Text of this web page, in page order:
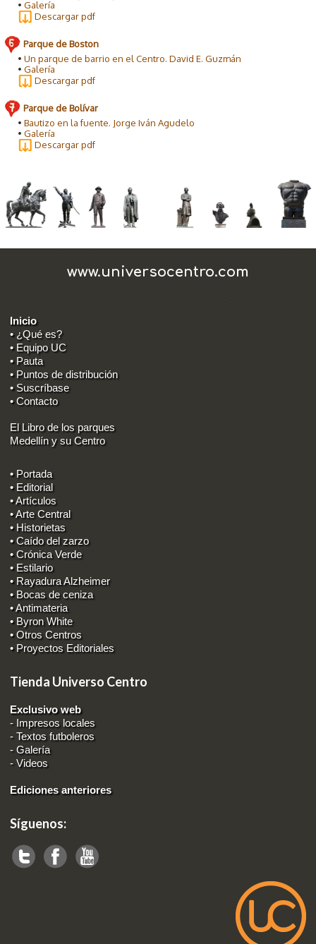
•Galería
Descargar pdf
Parque de Boston
•Un parque de barrio en el Centro. David E. Guzmán
•Galería
Descargar pdf
Parque de Bolívar
•Bautizo en la fuente. Jorge Iván Agudelo
•Galería
Descargar pdf
www.universocentro.com
Inicio
• ¿Qué es?
• Equipo UC
• Pauta
• Puntos de distribución
• Suscríbase
• Contacto
El Libro de los parques
Medellín y su Centro
• Portada
• Editorial
• Artículos
• Arte Central
• Historietas
• Caído del zarzo
• Crónica Verde
• Estilario
• Rayadura Alzheimer
• Bocas de ceniza
• Antimateria
• Byron White
• Otros Centros
• Proyectos Editoriales
Tienda Universo Centro
Exclusivo web
- Impresos locales
-Textos futboleros
-Galería
-Videos
Ediciones anteriores
Síguenos: